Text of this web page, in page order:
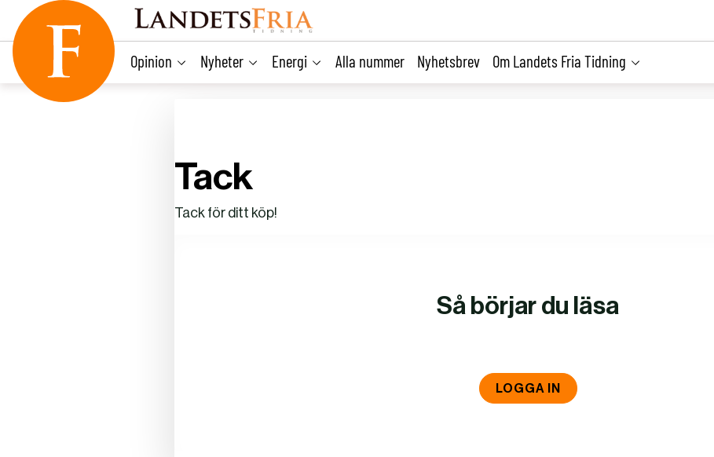
content
Opinion Nyheter Energi Alla nummer Nyhetsbrev Om Landets Fria Tidning
Tack
Tack för ditt köp!
Så börjar du läsa
LOGGA IN